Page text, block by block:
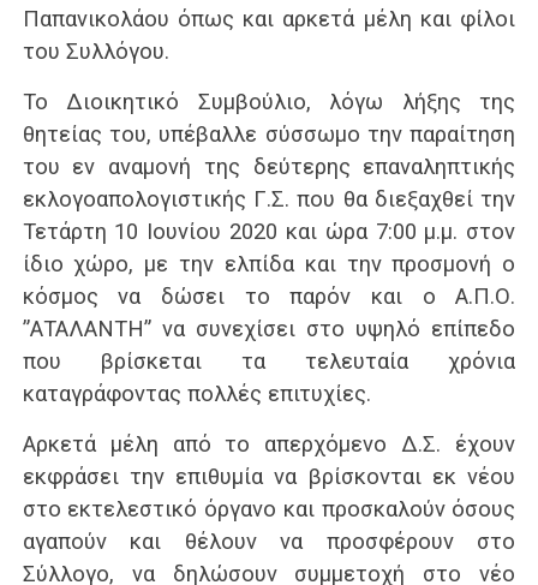
Παπανικολάου όπως και αρκετά μέλη και φίλοι
του Συλλόγου.
Το Διοικητικό Συμβούλιο, λόγω λήξης της
θητείας του, υπέβαλλε σύσσωμο την παραίτηση
του εν αναμονή της δεύτερης επαναληπτικής
εκλογοαπολογιστικής Γ.Σ. που θα διεξαχθεί την
Τετάρτη 10 Ιουνίου 2020 και ώρα 7:00 μ.μ. στον
ίδιο χώρο, με την ελπίδα και την προσμονή ο
κόσμος να δώσει το παρόν και ο Α.Π.Ο.
”ΑΤΑΛΑΝΤΗ” να συνεχίσει στο υψηλό επίπεδο
που βρίσκεται τα τελευταία χρόνια
καταγράφοντας πολλές επιτυχίες.
Αρκετά μέλη από το απερχόμενο Δ.Σ. έχουν
εκφράσει την επιθυμία να βρίσκονται εκ νέου
στο εκτελεστικό όργανο και προσκαλούν όσους
αγαπούν και θέλουν να προσφέρουν στο
Σύλλογο, να δηλώσουν συμμετοχή στο νέο